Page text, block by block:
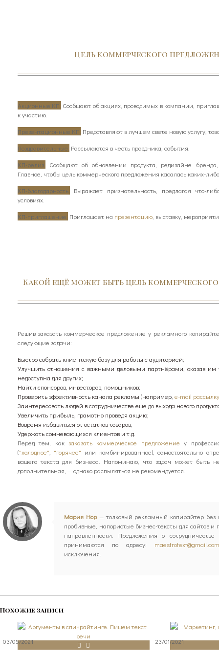
Цель коммерческого
Акционные КП. Сообщают об акциях, проводимых в компании,
к участию.
Презентационные КП. Представляют в лучшем свете новую услугу,
Поздравительные. Рассылаются в честь праздника, события.
КП-релиз.
Сообщают об обновлении продукта, редизайне
Главное, чтобы цель коммерческого предложения касалась каких-
КП-благодарность.
Выражает признательность, предлагая что-
условиях.
КП-приглашение. Приглашает на презентацию, выставку,
Какой ещё может быть цель
Решив заказать коммерческое предложение у рекламного
следующие задачи:
Быстро собрать клиентскую базу для работы с аудиторией;
Улучшить отношения с важными деловыми партнёрами, оказав им
недоступна для других;
Найти спонсоров, инвесторов, помощников;
Проверить эффективность канала рекламы (например, e-mail рассылку
Заинтересовать людей в сотрудничестве еще до выхода нового
Увеличить прибыль, грамотно проведя акцию;
Вовремя избавиться от остатков товаров;
Удержать сомневающихся клиентов и т.д.
Перед тем, как заказать коммерческое предложение у
("холодное" "горячее" или комбинированное), самостоятельно
вашего текста для бизнеса. Напоминаю, что задач может быть
дополнительная, — однако распыляться не рекомендуется.
Мария Нор— толковый рекламный копирайтер без
пробивные, напористые бизнес-тексты для сайтов и
направленности. Предложения о
принимаются по адресу: maestrotext@gmail.com
исключения.
Похожие записи
03/05/2021 23/01/2021